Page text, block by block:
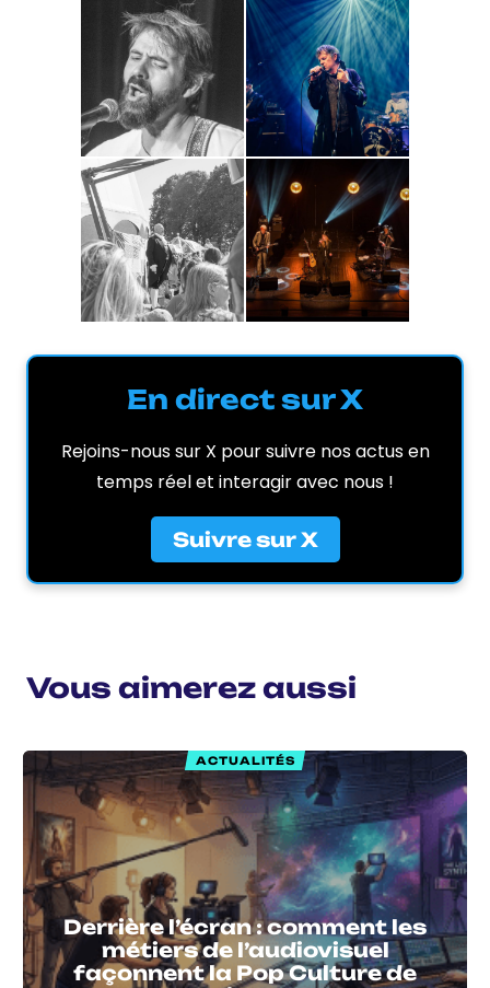
En direct sur X
Rejoins-nous sur X pour suivre nos actus en
temps réel et interagir avec nous !
Suivre sur X
Vous aimerez aussi
ACTUALITÉS
Derrière l’écran : comment les
métiers de l’audiovisuel
façonnent la Pop Culture de